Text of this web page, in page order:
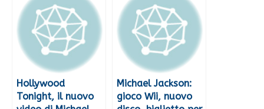
Hollywood
Tonight, il nuovo
Michael Jackson:
gioco Wii, nuovo